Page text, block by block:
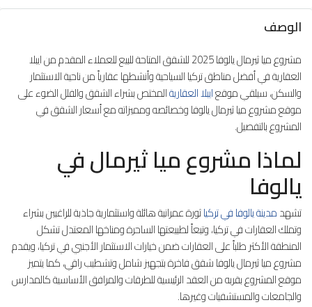
الوصف
مشروع ميا ثيرمال يالوفا 2025 للشقق المتاحة للبيع للعملاء المقدم من ايبلا
العقارية في أفضل مناطق تركيا السياحية وأنشطها عقارياً من ناحية الاستثمار
والسكن، سيلقي موقعايبلا العقاريةالمختص بشراء الشقق والفلل الضوء على
موقع مشروع ميا ثيرمال يالوفا وخصائصه ومميزاته مع أسعار الشقق في
المشروع بالتفصيل.
لماذا مشروع ميا ثيرمال في
يالوفا
تشهدمدينة يالوفا في تركياثورة عمرانية هائلة واستثمارية جاذبة للراغبين بشراء
وتملك العقارات في تركيا، وتبعاً لطبيعتها الساحرة ومناخها المعتدل تشكل
المنطقة الأكثر طلباً على العقارات ضمن خيارات الاستثمار الأجنبي في تركيا، ويقدم
مشروع ميا ثيرمال يالوفا شقق فاخرة بتجهيز شامل وتشطيب راقي، كما يتميز
موقع المشروع بقربه من العقد الرئيسية للطرقات والمرافق الأساسية كالمدارس
والجامعات والمستشفيات وغيرها.